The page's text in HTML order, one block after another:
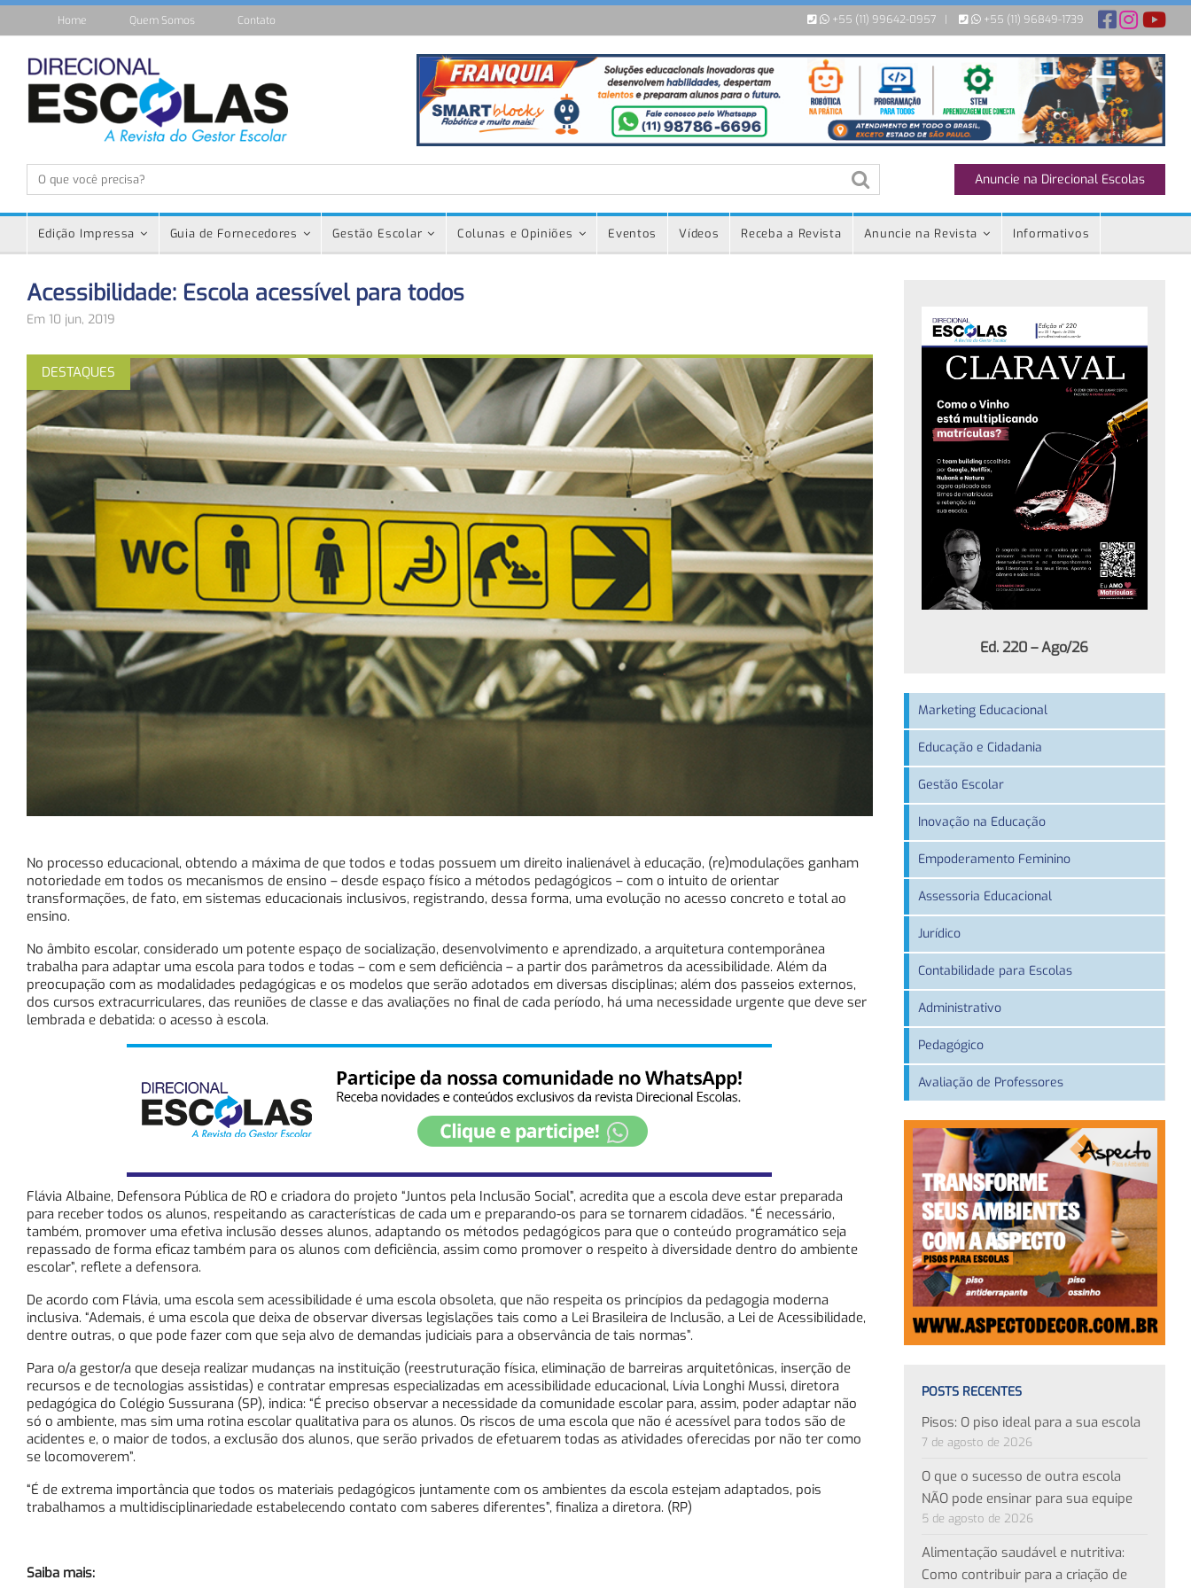
+55 (11) 99642-0957 | +55 (11) 96849-1739
Home Quem Somos Contato
Anuncie na Direcional Escolas
Edição Impressa Guia de Fornecedores Gestão Escolar Colunas e Opiniões Eventos Vídeos Receba a Revista Anuncie na Revista Informativos
Acessibilidade: Escola acessível para todos
Em 10 jun, 2019
DESTAQUES
No processo educacional, obtendo a máxima de que todos e todas possuem um direito inalienável à educação, (re)modulações ganham
notoriedade em todos os mecanismos de ensino – desde espaço físico a métodos pedagógicos – com o intuito de orientar
transformações, de fato, em sistemas educacionais inclusivos, registrando, dessa forma, uma evolução no acesso concreto e total ao
ensino.
No âmbito escolar, considerado um potente espaço de socialização, desenvolvimento e aprendizado, a arquitetura contemporânea
trabalha para adaptar uma escola para todos e todas – com e sem deficiência – a partir dos parâmetros da acessibilidade. Além da
preocupação com as modalidades pedagógicas e os modelos que serão adotados em diversas disciplinas; além dos passeios externos,
dos cursos extracurriculares, das reuniões de classe e das avaliações no final de cada período, há uma necessidade urgente que deve ser
lembrada e debatida: o acesso à escola.
Flávia Albaine, Defensora Pública de RO e criadora do projeto “Juntos pela Inclusão Social”, acredita que a escola deve estar preparada
para receber todos os alunos, respeitando as características de cada um e preparando-os para se tornarem cidadãos. “É necessário,
também, promover uma efetiva inclusão desses alunos, adaptando os métodos pedagógicos para que o conteúdo programático seja
repassado de forma eficaz também para os alunos com deficiência, assim como promover o respeito à diversidade dentro do ambiente
escolar”, reflete a defensora.
De acordo com Flávia, uma escola sem acessibilidade é uma escola obsoleta, que não respeita os princípios da pedagogia moderna
inclusiva. “Ademais, é uma escola que deixa de observar diversas legislações tais como a Lei Brasileira de Inclusão, a Lei de Acessibilidade,
dentre outras, o que pode fazer com que seja alvo de demandas judiciais para a observância de tais normas”.
Para o/a gestor/a que deseja realizar mudanças na instituição (reestruturação física, eliminação de barreiras arquitetônicas, inserção de
recursos e de tecnologias assistidas) e contratar empresas especializadas em acessibilidade educacional, Lívia Longhi Mussi, diretora
pedagógica do Colégio Sussurana (SP), indica: “É preciso observar a necessidade da comunidade escolar para, assim, poder adaptar não
só o ambiente, mas sim uma rotina escolar qualitativa para os alunos. Os riscos de uma escola que não é acessível para todos são de
acidentes e, o maior de todos, a exclusão dos alunos, que serão privados de efetuarem todas as atividades oferecidas por não ter como
se locomoverem”.
“É de extrema importância que todos os materiais pedagógicos juntamente com os ambientes da escola estejam adaptados, pois
trabalhamos a multidisciplinariedade estabelecendo contato com saberes diferentes”, finaliza a diretora. (RP)
Saiba mais:
Ed. 220 – Ago/26
Marketing Educacional
Educação e Cidadania
Gestão Escolar
Inovação na Educação
Empoderamento Feminino
Assessoria Educacional
Jurídico
Contabilidade para Escolas
Administrativo
Pedagógico
Avaliação de Professores
POSTS RECENTES
Pisos: O piso ideal para a sua escola
7 de agosto de 2026
O que o sucesso de outra escola
NÃO pode ensinar para sua equipe
5 de agosto de 2026
Alimentação saudável e nutritiva:
Como contribuir para a criação de